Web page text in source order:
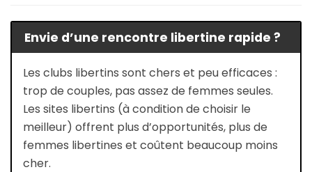
à
Montceau-
les-
Mines
À
la
recherche
de
Envie d’une rencontre libertine rapide ?
Les clubs libertins sont chers et peu efficaces :
trop de couples, pas assez de femmes seules.
Les sites libertins (à condition de choisir le
meilleur) offrent plus d’opportunités, plus de
femmes libertines et coûtent beaucoup moins
cher.